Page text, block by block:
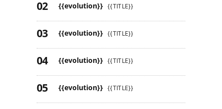
{{evolution}} {{TITLE}}
{{evolution}} {{TITLE}}
{{evolution}} {{TITLE}}
{{evolution}} {{TITLE}}